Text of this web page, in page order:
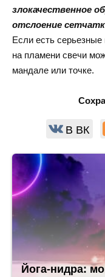
злокачественное
отслоение
Если есть
на пламени свечи
мандале или точке.
В ВК
Йога-нидра: